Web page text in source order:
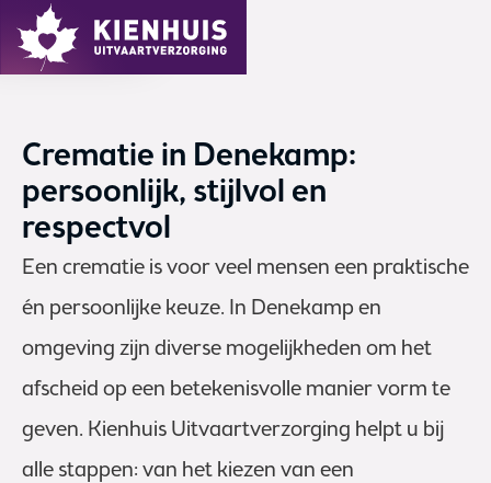
MENU
Crematie in Denekamp:
persoonlijk, stijlvol en
respectvol
Een crematie is voor veel mensen een praktische
én persoonlijke keuze. In Denekamp en
omgeving zijn diverse mogelijkheden om het
afscheid op een betekenisvolle manier vorm te
geven. Kienhuis Uitvaartverzorging helpt u bij
alle stappen: van het kiezen van een